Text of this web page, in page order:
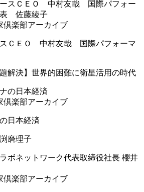
倶楽部アーカイブ
スＣＥＯ 中村友哉 国際パフォーマ
解決】世界的困難に衛星活用の時代
倶楽部アーカイブ
日本経済
磨理子
倶楽部アーカイブ